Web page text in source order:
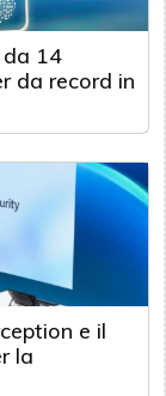
da 14
da record in
e il
la